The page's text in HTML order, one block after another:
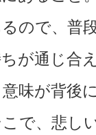
ので、普
が通じ合
味が背後
で、悲し